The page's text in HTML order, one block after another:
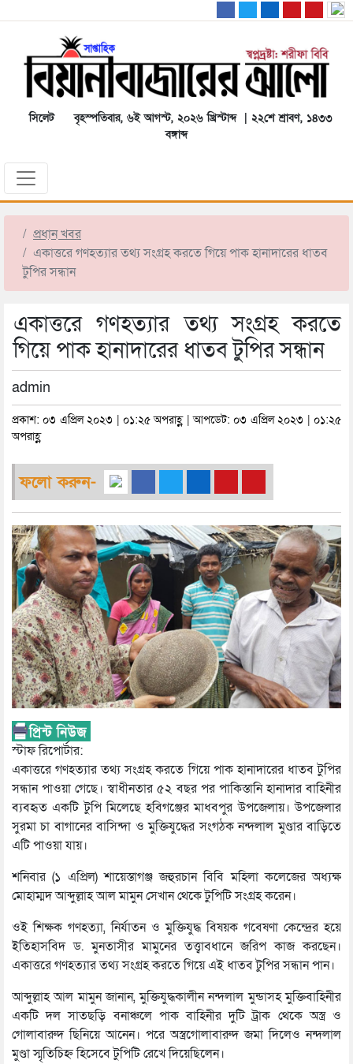
সিলেট
বৃহস্পতিবার, ৬ই আগস্ট, ২০২৬ খ্রিস্টাব্দ | ২২শে শ্রাবণ, ১৪৩৩
বঙ্গাব্দ
প্রধান খবর
একাত্তরে গণহত্যার তথ্য সংগ্রহ করতে গিয়ে পাক হানাদারের ধাতব
টুপির সন্ধান
একাত্তরে গণহত্যার তথ্য সংগ্রহ করতে
গিয়ে পাক হানাদারের ধাতব টুপির সন্ধান
admin
প্রকাশ: ০৩ এপ্রিল ২০২৩ | ০১:২৫ অপরাহ্ণ | আপডেট: ০৩ এপ্রিল ২০২৩ | ০১:২৫
অপরাহ্ণ
ফলো করুন-
স্টাফ রিপোর্টার:
একাত্তরে গণহত্যার তথ্য সংগ্রহ করতে গিয়ে পাক হানাদারের ধাতব টুপির
সন্ধান পাওয়া গেছে। স্বাধীনতার ৫২ বছর পর পাকিস্তানি হানাদার বাহিনীর
ব্যবহৃত একটি টুপি মিলেছে হবিগঞ্জের মাধবপুর উপজেলায়। উপজেলার
সুরমা চা বাগানের বাসিন্দা ও মুক্তিযুদ্ধের সংগঠক নন্দলাল মুণ্ডার বাড়িতে
এটি পাওয়া যায়।
শনিবার (১ এপ্রিল) শায়েস্তাগঞ্জ জহুরচান বিবি মহিলা কলেজের অধ্যক্ষ
মোহাম্মদ আব্দুল্লাহ আল মামুন সেখান থেকে টুপিটি সংগ্রহ করেন।
ওই শিক্ষক গণহত্যা, নির্যাতন ও মুক্তিযুদ্ধ বিষয়ক গবেষণা কেন্দ্রের হয়ে
ইতিহাসবিদ ড. মুনতাসীর মামুনের তত্ত্বাবধানে জরিপ কাজ করছেন।
একাত্তরে গণহত্যার তথ্য সংগ্রহ করতে গিয়ে এই ধাতব টুপির সন্ধান পান।
আব্দুল্লাহ আল মামুন জানান, মুক্তিযুদ্ধকালীন নন্দলাল মুন্ডাসহ মুক্তিবাহিনীর
একটি দল সাতছড়ি বনাঞ্চলে পাক বাহিনীর দুটি ট্রাক থেকে অস্ত্র ও
গোলাবারুদ ছিনিয়ে আনেন। পরে অস্ত্রগোলাবারুদ জমা দিলেও নন্দলাল
মুণ্ডা স্মৃতিচিহ্ন হিসেবে টুপিটি রেখে দিয়েছিলেন।